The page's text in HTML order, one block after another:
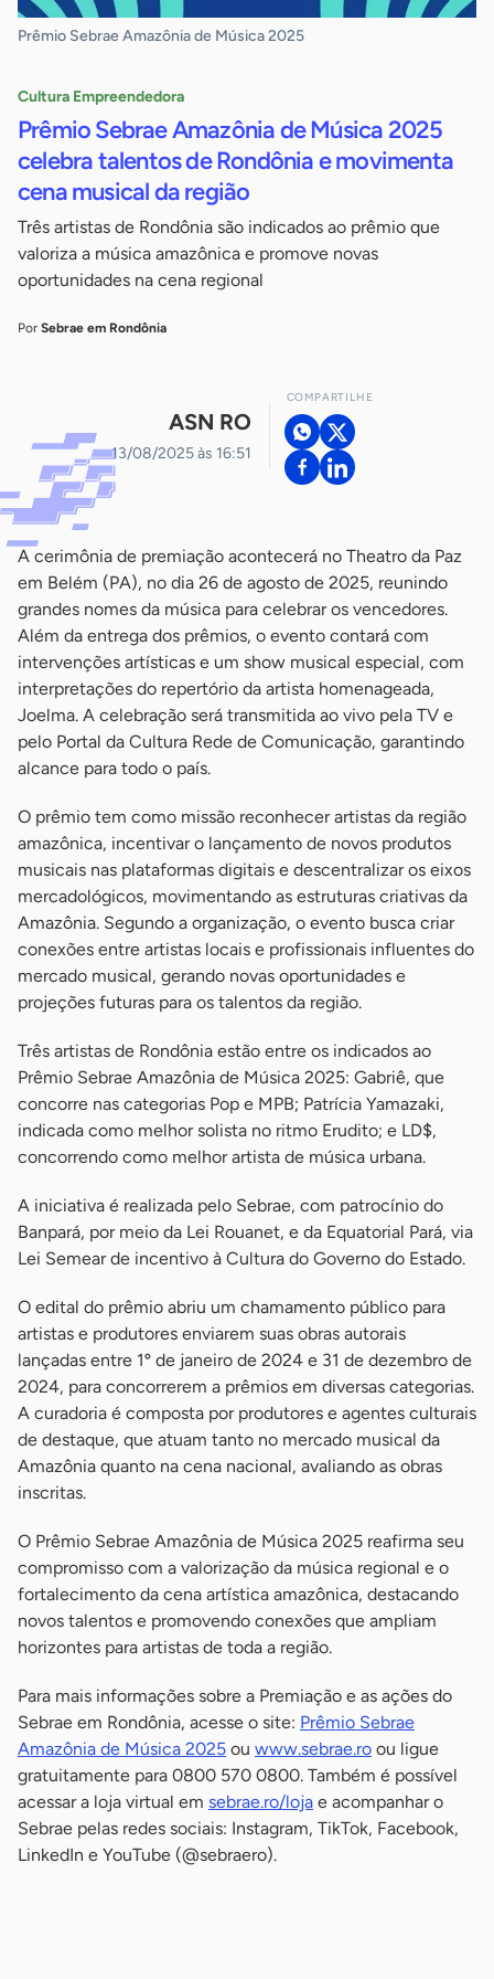
Prêmio Sebrae Amazônia de Música 2025
Cultura Empreendedora
Prêmio Sebrae Amazônia de Música 2025
celebra talentos de Rondônia e movimenta
cena musical da região
Três artistas de Rondônia são indicados ao prêmio que
valoriza a música amazônica e promove novas
oportunidades na cena regional
Por Sebrae em Rondônia
ASN RO
13/08/2025 às 16:51
COMPARTILHE
A cerimônia de premiação acontecerá no Theatro da Paz
em Belém (PA), no dia 26 de agosto de 2025, reunindo
grandes nomes da música para celebrar os vencedores.
Além da entrega dos prêmios, o evento contará com
intervenções artísticas e um show musical especial, com
interpretações do repertório da artista homenageada,
Joelma. A celebração será transmitida ao vivo pela TV e
pelo Portal da Cultura Rede de Comunicação, garantindo
alcance para todo o país.
O prêmio tem como missão reconhecer artistas da região
amazônica, incentivar o lançamento de novos produtos
musicais nas plataformas digitais e descentralizar os eixos
mercadológicos, movimentando as estruturas criativas da
Amazônia. Segundo a organização, o evento busca criar
conexões entre artistas locais e profissionais influentes do
mercado musical, gerando novas oportunidades e
projeções futuras para os talentos da região.
Três artistas de Rondônia estão entre os indicados ao
Prêmio Sebrae Amazônia de Música 2025: Gabriê, que
concorre nas categorias Pop e MPB; Patrícia Yamazaki,
indicada como melhor solista no ritmo Erudito; e LD$,
concorrendo como melhor artista de música urbana.
A iniciativa é realizada pelo Sebrae, com patrocínio do
Banpará, por meio da Lei Rouanet, e da Equatorial Pará, via
Lei Semear de incentivo à Cultura do Governo do Estado.
O edital do prêmio abriu um chamamento público para
artistas e produtores enviarem suas obras autorais
lançadas entre 1º de janeiro de 2024 e 31 de dezembro de
2024, para concorrerem a prêmios em diversas categorias.
A curadoria é composta por produtores e agentes culturais
de destaque, que atuam tanto no mercado musical da
Amazônia quanto na cena nacional, avaliando as obras
inscritas.
O Prêmio Sebrae Amazônia de Música 2025 reafirma seu
compromisso com a valorização da música regional e o
fortalecimento da cena artística amazônica, destacando
novos talentos e promovendo conexões que ampliam
horizontes para artistas de toda a região.
Para mais informações sobre a Premiação e as ações do
Sebrae em Rondônia, acesse o site: Prêmio Sebrae
Amazônia de Música 2025 ou www.sebrae.ro ou ligue
gratuitamente para 0800 570 0800. Também é possível
acessar a loja virtual em sebrae.ro/loja e acompanhar o
Sebrae pelas redes sociais: Instagram, TikTok, Facebook,
LinkedIn e YouTube (@sebraero).